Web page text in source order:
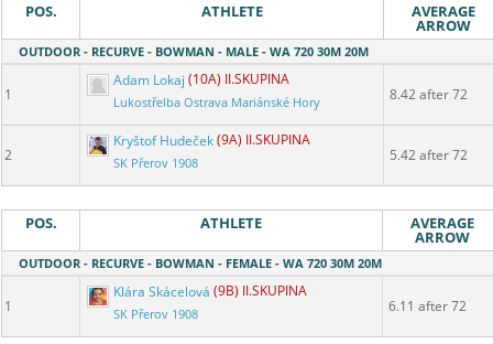
POS. ATHLETE AVERAGE
ARROW
OUTDOOR - RECURVE - BOWMAN - MALE - WA 720 30M 20M
1
Adam Lokaj (10A) II.SKUPINA
Lukostřelba Ostrava Mariánské Hory 8.42 after 72
2
Kryštof Hudeček(9A) II.SKUPINA
SK Přerov 1908 5.42 after 72
POS. ATHLETE AVERAGE
ARROW
OUTDOOR - RECURVE - BOWMAN - FEMALE - WA 720 30M 20M
1
Klára Skácelová (9B) II.SKUPINA
SK Přerov 1908 6.11 after 72